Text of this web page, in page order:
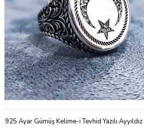
925 Ayar Gümüş Kelime-i Tevhid Yazılı